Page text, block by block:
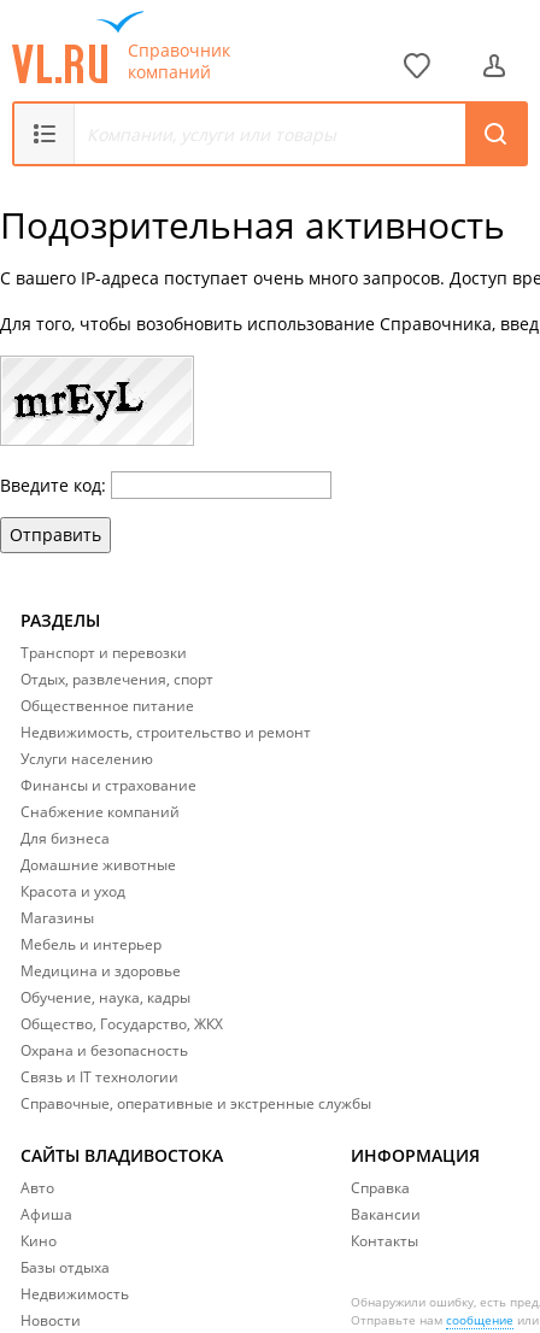
Справочник
компаний
Подозрительная активность
С вашего IP-адреса поступает очень много запросов. Доступ
Для того, чтобы возобновить использование Справочника,
Введите код:
Отправить
РАЗДЕЛЫ
Транспорт и перевозки
Отдых, развлечения, спорт
Общественное питание
Недвижимость, строительство и ремонт
Услуги населению
Финансы и страхование
Снабжение компаний
Для бизнеса
Домашние животные
Красота и уход
Магазины
Мебель и интерьер
Медицина и здоровье
Обучение, наука, кадры
Общество, Государство, ЖКХ
Охрана и безопасность
Связь и IT технологии
Справочные, оперативные и экстренные службы
САЙТЫ ВЛАДИВОСТОКА
Авто
Афиша
Кино
Базы отдыха
Недвижимость
Новости
ИНФОРМАЦИЯ
Справка
Вакансии
Контакты
Обнаружили ошибку, есть
Отправьте нам сообщение